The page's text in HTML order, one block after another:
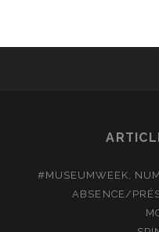
#MUSEUMWEEK,
ABSENCE/